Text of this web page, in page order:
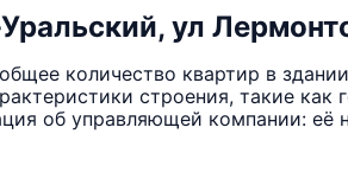
ул
количество квартир в
строения, такие как
об управляющей компании: её